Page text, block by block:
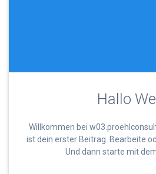
Hallo
Willkommen bei
ist dein erster Beitrag. Bearbeite
Und dann starte mit